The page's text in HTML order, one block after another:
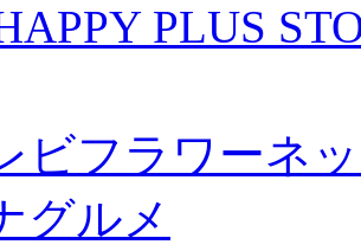
PLUS
ビフラワーネ
グルメ